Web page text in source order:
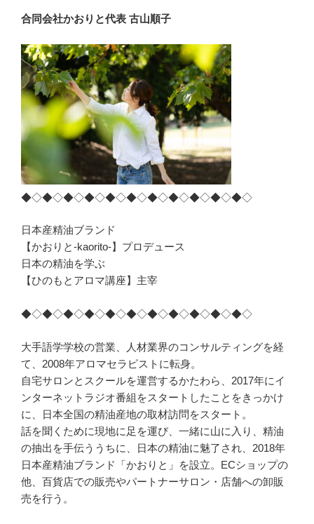
合同会社かおりと代表 古山順子
◆◇◆◇◆◇◆◇◆◇◆◇◆◇◆◇◆◇◆◇◆◇
日本産精油ブランド
【かおりと-kaorito-】プロデュース
日本の精油を学ぶ
【ひのもとアロマ講座】主宰
◆◇◆◇◆◇◆◇◆◇◆◇◆◇◆◇◆◇◆◇◆◇
大手語学学校の営業、人材業界のコンサルティングを経
て、2008年アロマセラピストに転身。
自宅サロンとスクールを運営するかたわら、2017年にイ
ンターネットラジオ番組をスタートしたことをきっかけ
に、日本全国の精油産地の取材訪問をスタート。
話を聞くために現地に足を運び、一緒に山に入り、精油
の抽出を手伝ううちに、日本の精油に魅了され、2018年
日本産精油ブランド「かおりと」を設立。ECショップの
他、百貨店での販売やパートナーサロン・店舗への卸販
売を行う。